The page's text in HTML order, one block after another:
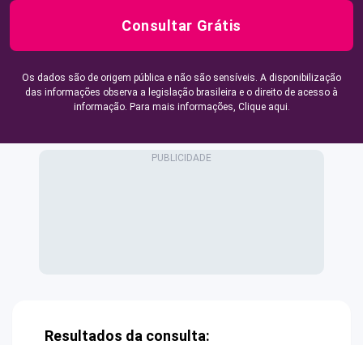
Consultar Grátis
Os dados são de origem pública e não são sensíveis. A disponibilização
das informações observa a legislação brasileira e o direito de acesso à
informação. Para mais informações, Clique aqui.
Resultados da consulta: